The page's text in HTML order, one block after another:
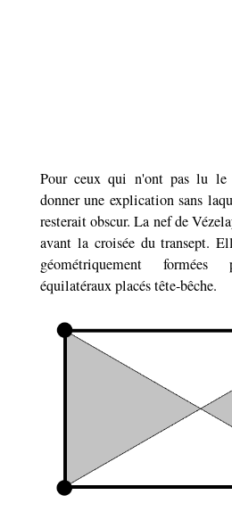
Pour ceux qui n'ont pas lu
donner une explication sans
resterait obscur. La nef de
avant la croisée du transept.
géométriquement
équilatéraux placés tête-bêche.